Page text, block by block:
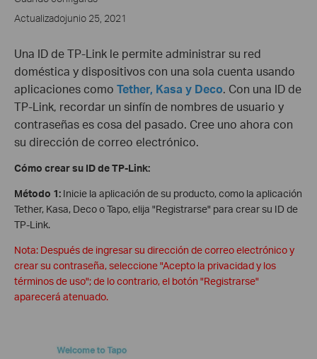
Actualizadojunio 25, 2021
Una ID de TP-Link le permite administrar su red
doméstica y dispositivos con una sola cuenta usando
aplicaciones como Tether, Kasa y Deco. Con una ID de
TP-Link, recordar un sinfín de nombres de usuario y
contraseñas es cosa del pasado. Cree uno ahora con
su dirección de correo electrónico.
Cómo crear su ID de TP-Link:
Método 1: Inicie la aplicación de su producto, como la aplicación
Tether, Kasa, Deco o Tapo, elija "Registrarse" para crear su ID de
TP-Link.
Nota: Después de ingresar su dirección de correo electrónico y
crear su contraseña, seleccione "Acepto la privacidad y los
términos de uso"; de lo contrario, el botón "Registrarse"
aparecerá atenuado.